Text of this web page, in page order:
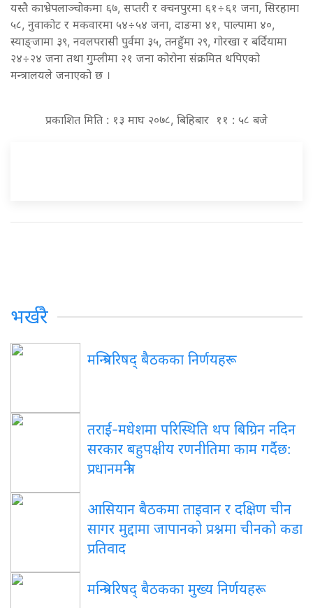
यस्तै काभ्रेपलाञ्चोकमा ६७, सप्तरी र क्चनपुरमा ६१÷६१ जना, सिरहामा
५८, नुवाकोट र मकवारमा ५४÷५४ जना, दाङमा ४१, पाल्पामा ४०,
स्याङ्जामा ३९, नवलपरासी पुर्वमा ३५, तनहुँमा २९, गोरखा र बर्दियामा
२४÷२४ जना तथा गुम्लीमा २१ जना कोरोना संक्रमित थपिएको
मन्त्रालयले जनाएको छ ।
प्रकाशित मिति : १३ माघ २०७८, बिहिबार ११ : ५८ बजे
भर्खरै
मन्त्रिपरिषद् बैठकका निर्णयहरू
तराई-मधेशमा परिस्थिति थप बिग्रिन नदिन
सरकार बहुपक्षीय रणनीतिमा काम गर्दैछ:
प्रधानमन्त्री
आसियान बैठकमा ताइवान र दक्षिण चीन
सागर मुद्दामा जापानको प्रश्नमा चीनको कडा
प्रतिवाद
मन्त्रिपरिषद् बैठकका मुख्य निर्णयहरू